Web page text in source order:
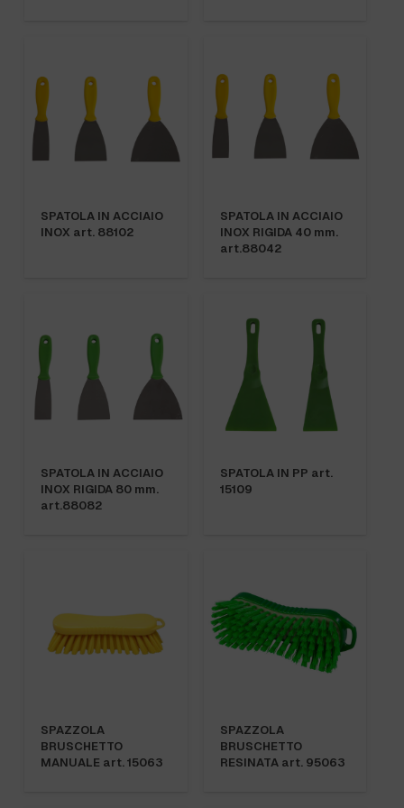
SPATOLA IN ACCIAIO
INOX art. 88102
SPATOLA IN ACCIAIO
INOX RIGIDA 40 mm.
art.88042
SPATOLA IN ACCIAIO
INOX RIGIDA 80 mm.
art.88082
SPATOLA IN PP art.
15109
SPAZZOLA
BRUSCHETTO
MANUALE art. 15063
SPAZZOLA
BRUSCHETTO
RESINATA art. 95063